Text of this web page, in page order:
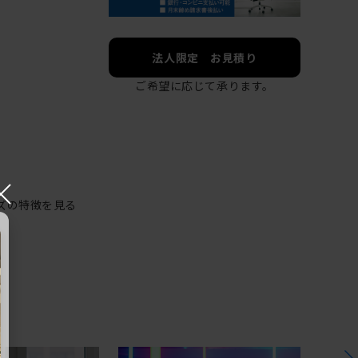
法人限定 お見積り
ご希望に応じて承ります。
の特徴を見る